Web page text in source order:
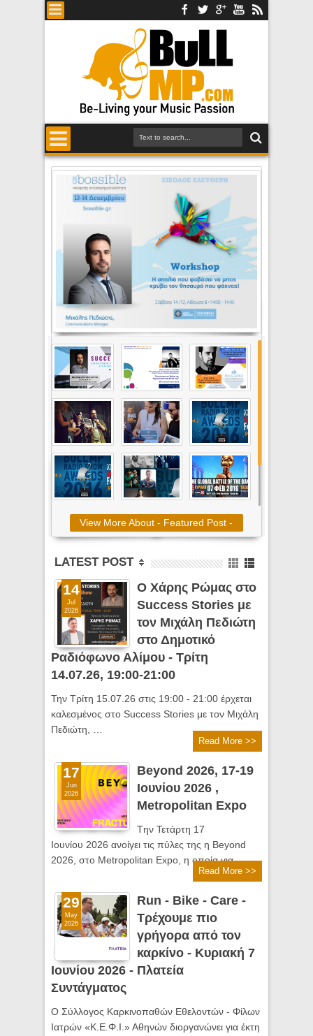
View More About - Featured Post -
LATEST POST
Ο Χάρης Ρώμας στο
Success Stories με
τον Μιχάλη Πεδιώτη
στο Δημοτικό
Ραδιόφωνο Αλίμου - Τρίτη
14.07.26, 19:00-21:00
Την Τρίτη 15.07.26 στις 19:00 - 21:00 έρχεται
καλεσμένος στο Success Stories με τον Μιχάλη
Πεδιώτη, …
Read More >>
14
Jul
2026
Beyond 2026, 17-19
Ιουνίου 2026 ,
Metropolitan Expo
Tην Τετάρτη 17
Ιουνίου 2026 ανοίγει τις πύλες της η Beyond
2026, στο Metropolitan Expo, η οποία για …
Read More >>
17
Jun
2026
Run - Bike - Care -
Τρέχουμε πιο
γρήγορα από τον
καρκίνο - Κυριακή 7
Ιουνίου 2026 - Πλατεία
Συντάγματος
Ο Σύλλογος Καρκινοπαθών Εθελοντών - Φίλων
Ιατρών «Κ.Ε.Φ.Ι.» Αθηνών διοργανώνει για έκτη
29
May
2026